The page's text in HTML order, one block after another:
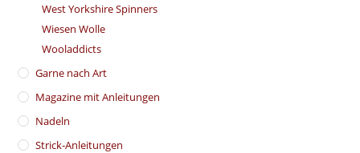
West Yorkshire Spinners
Wiesen Wolle
Wooladdicts
Garne nach Art
Magazine mit Anleitungen
Nadeln
Strick-Anleitungen